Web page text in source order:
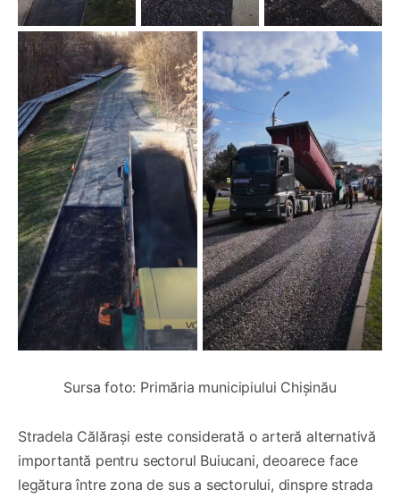
Sursa foto: Primăria municipiului Chișinău
Stradela Călărași este considerată o arteră alternativă
importantă pentru sectorul Buiucani, deoarece face
legătura între zona de sus a sectorului, dinspre strada